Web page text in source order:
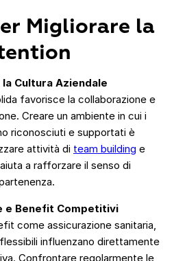
Migliorare la
Cultura Aziendale
favorisce la collaborazione e
Creare un ambiente in cui i
riconosciuti e supportati è
attività di team building e
a rafforzare il senso di
e Benefit Competitivi
come assicurazione sanitaria,
influenzano direttamente
Confrontare regolarmente le